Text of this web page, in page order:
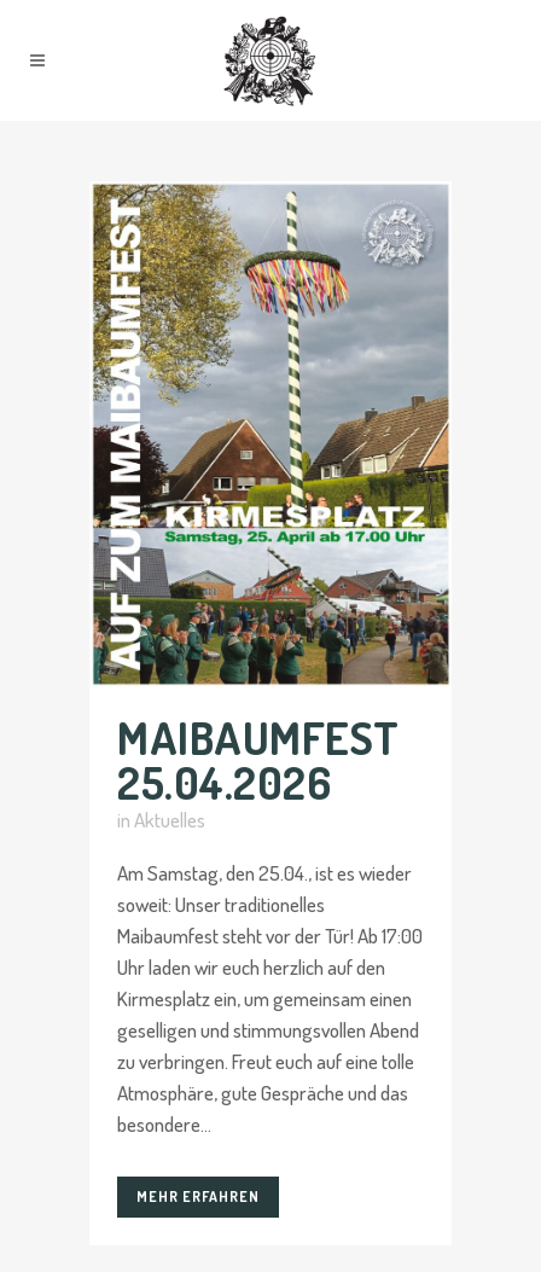
MAIBAUMFEST
25.04.2026
inAktuelles
Am Samstag, den 25.04., ist es wieder
soweit: Unser traditionelles
Maibaumfest steht vor der Tür! Ab 17:00
Uhr laden wir euch herzlich auf den
Kirmesplatz ein, um gemeinsam einen
geselligen und stimmungsvollen Abend
zu verbringen. Freut euch auf eine tolle
Atmosphäre, gute Gespräche und das
besondere...
MEHR ERFAHREN